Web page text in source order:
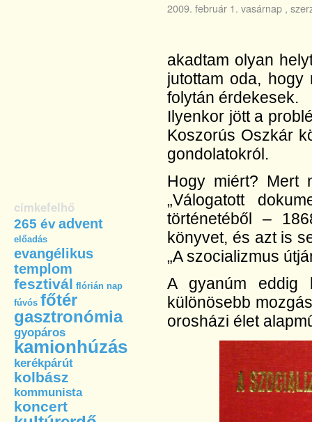
címkefelhő
265 évadvent
előadás
evangélikus
templom
fesztivál flórián nap
fúvós főtér
gasztronómia
gyopáros
kamionhúzás
kerékpárút
kolbász
kommunista
koncert
2009. február 1. vasárnap ,
akadtam olyan
jutottam oda,
folytán érdekesek.
Ilyenkor jött a
Koszorús Oszkár
gondolatokról.
Hogy miért? Mert
„Válogatott
történetéből –
könyvet, és azt is
„A szocializmus
A gyanúm eddig
különösebb
orosházi élet